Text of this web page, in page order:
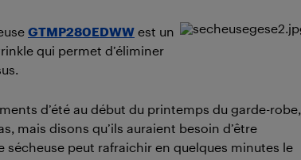
GTMP280EDWW est un
qui permet d’éliminer
d’été au début du printemps du garde-robe,
mais disons qu’ils auraient besoin d’être
sécheuse peut rafraichir en quelques minutes le